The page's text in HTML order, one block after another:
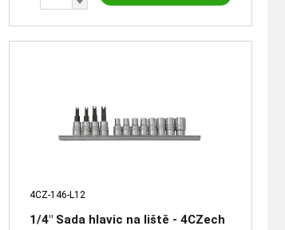
4CZ-146-L12
1/4" Sada hlavic na liště - 4CZech